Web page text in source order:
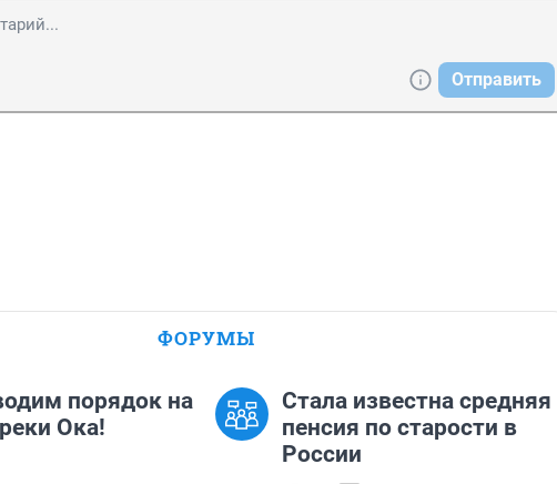
Отправить
ФОРУМЫ
порядок на
Ока!
Стала известна средняя
пенсия по старости в
России